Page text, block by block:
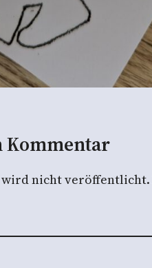
Kommentar
wird nicht veröffentlicht.